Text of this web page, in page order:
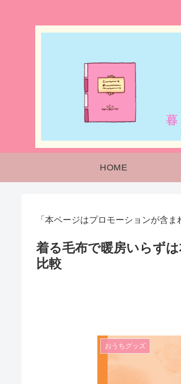
HOME
「本ページはプロモーションが含ま
着る毛布で暖房いらず
比較
おうちグッズ